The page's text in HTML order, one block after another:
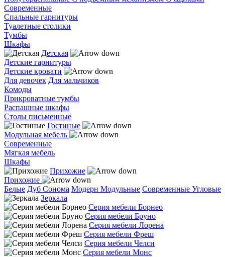
Современные
Спальные гарнитуры
Туалетные столики
Тумбы
Шкафы
Детская
Детские гарнитуры
Детские кровати
Для девочек Для мальчиков
Комоды
Прикроватные тумбы
Распашные шкафы
Столы письменные
Гостиные
Модульная мебель
Современные
Мягкая мебель
Шкафы
Прихожие
Прихожие
Белые Дуб Сонома Модерн Модульные Современные Угловые
Зеркала
Серия мебели Борнео
Серия мебели Бруно
Серия мебели Лорена
Серия мебели Фреш
Серия мебели Челси
Серия мебели Монс